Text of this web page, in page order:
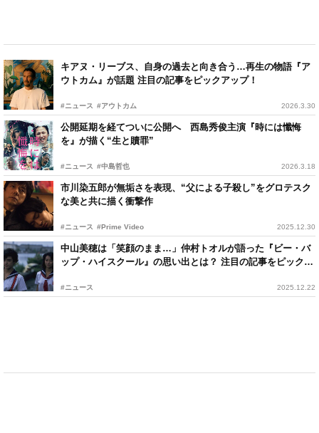
キアヌ・リーブス、自身の過去と向き合う…再生の物語『ア
ウトカム』が話題 注目の記事をピックアップ！
#ニュース #アウトカム 2026.3.30
公開延期を経てついに公開へ 西島秀俊主演『時には懺悔
を』が描く“生と贖罪”
#ニュース #中島哲也 2026.3.18
市川染五郎が無垢さを表現、“父による子殺し”をグロテスク
な美と共に描く衝撃作
#ニュース #Prime Video 2025.12.30
中山美穂は「笑顔のまま…」仲村トオルが語った『ビー・バ
ップ・ハイスクール』の思い出とは？ 注目の記事をピックア
#ニュース 2025.12.22